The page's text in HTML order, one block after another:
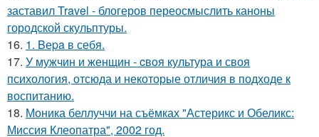
заставил Travel - блогеров переосмыслить каноны
городской скульптуры.
16. 1. Bеpa в себя.
17. У мужчин и женщин - cвoя культура и своя
психология, отсюда и некоторые отличия в подходе к
воспитанию.
18. Моника беллуччи на съёмках "Астерикс и Обеликс:
Миссия Клеопатра", 2002 год.